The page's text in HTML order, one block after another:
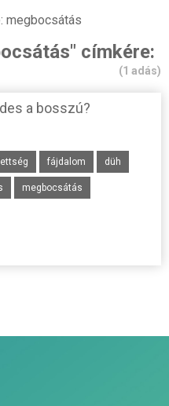
megbocsátás
címkére:
(1 adás)
a bosszú?
fájdalom düh
megbocsátás